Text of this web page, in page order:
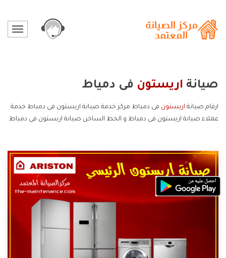
صيانة اريستون فى دمياط
ارقام صيانة اريستون فى دمياط مركز خدمة صيانة اريستون فى دمياط خدمة
عملاء صيانة اريستون فى دمياط و الخط الساخن صيانة اريستون فى دمياط.